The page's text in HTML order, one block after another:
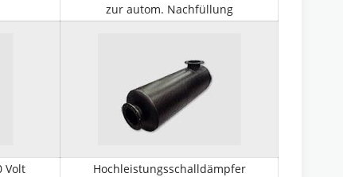
zur autom. Nachfüllung
Volt Hochleistungsschalldämpfer